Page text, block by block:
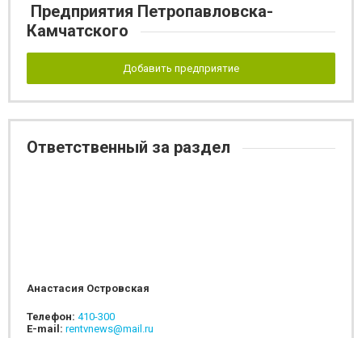
Предприятия Петропавловска-
Камчатского
Добавить предприятие
Ответственный за раздел
Анастасия Островская
Телефон: 410-300
E-mail: rentvnews@mail.ru